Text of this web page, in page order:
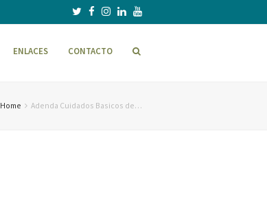
ENLACES CONTACTO
Home Adenda Cuidados Basicos de…